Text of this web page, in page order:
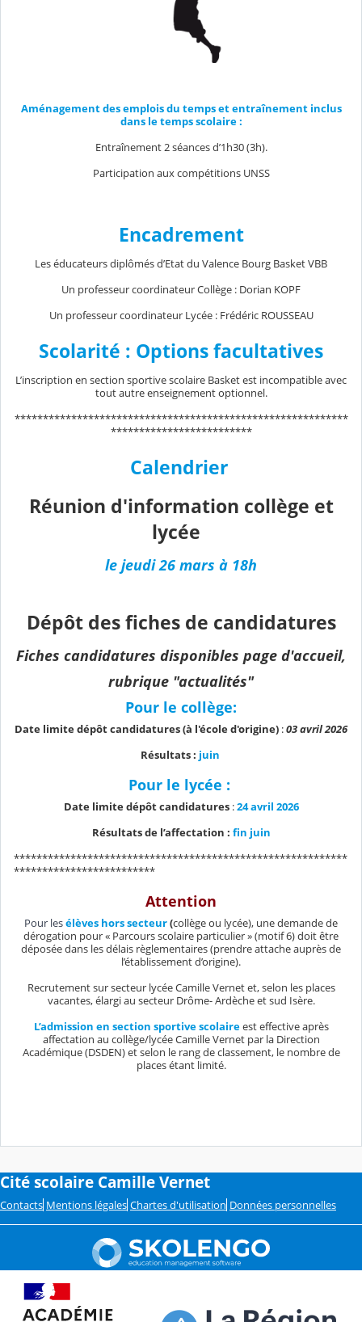
Aménagement des emplois du temps et entraînement inclus
dans le temps scolaire :
Entraînement 2 séances d’1h30 (3h).
Participation aux compétitions UNSS
Encadrement
Les éducateurs diplômés d’Etat du Valence Bourg Basket VBB
Un professeur coordinateur Collège : Dorian KOPF
Un professeur coordinateur Lycée : Frédéric ROUSSEAU
Scolarité : Options facultatives
L’inscription en section sportive scolaire Basket est incompatible avec
tout autre enseignement optionnel.
***********************************************************
*************************
Calendrier
Réunion d'information collège et
lycée
le jeudi 26 mars à 18h
Dépôt des fiches de candidatures
Fiches candidatures disponibles page d'accueil,
rubrique "actualités"
Pour le collège:
Date limite dépôt candidatures (à l'école d'origine) :03 avril 2026
Résultats : juin
Pour le lycée :
Date limite dépôt candidatures:24 avril 2026
Résultats de l’affectation : fin juin
***********************************************************
*************************
Attention
Pour lesélèves hors secteur(collège ou lycée), une demande de
dérogation pour « Parcours scolaire particulier » (motif 6) doit être
déposée dans les délais règlementaires (prendre attache auprès de
l’établissement d’origine).
Recrutement sur secteur lycée Camille Vernet et, selon les places
vacantes, élargi au secteur Drôme- Ardèche et sud Isère.
L’admission en section sportive scolaireest effective après
affectation au collège/lycée Camille Vernet par la Direction
Académique (DSDEN) et selon le rang de classement, le nombre de
places étant limité.
Cité scolaire Camille Vernet
Contacts Mentions légales Chartes d'utilisation Données personnelles